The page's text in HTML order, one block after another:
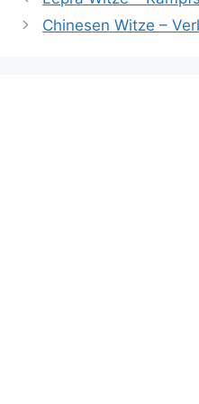
Chinesen Witze –